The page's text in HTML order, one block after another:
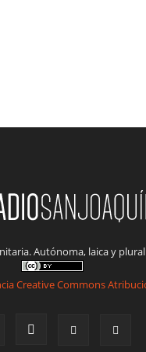
Autónoma, laica y
Creative Commons